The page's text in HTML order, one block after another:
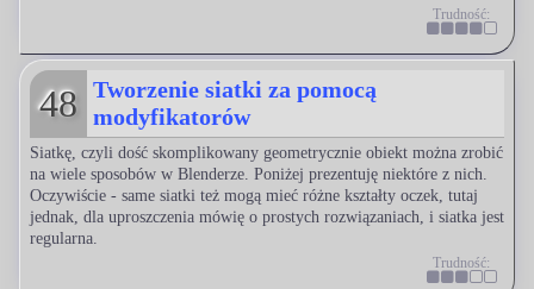
Trudność:
48
Trudność:
Tworzenie siatki za pomocą
modyfikatorów
Siatkę, czyli dość skomplikowany geometrycznie obiekt można zrobić
na wiele sposobów w Blenderze. Poniżej prezentuję niektóre z nich.
Oczywiście - same siatki też mogą mieć różne kształty oczek, tutaj
jednak, dla uproszczenia mówię o prostych rozwiązaniach, i siatka jest
regularna.